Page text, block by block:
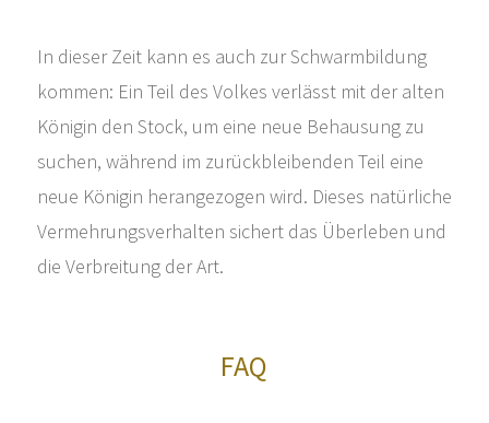
In dieser Zeit kann es auch zur Schwarmbildung
kommen: Ein Teil des Volkes verlässt mit der alten
Königin den Stock, um eine neue Behausung zu
suchen, während im zurückbleibenden Teil eine
neue Königin herangezogen wird. Dieses natürliche
Vermehrungsverhalten sichert das Überleben und
die Verbreitung der Art.
FAQ